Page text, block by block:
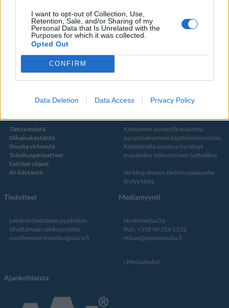
I want to opt-out of Collection, Use,
Retention, Sale, and/or Sharing of my
Personal Data that Is Unrelated with the
Purposes for which it was collected.
Opted Out
CONFIRM
Data Deletion Data Access Privacy Policy
Some
Facebook
Kustantaja ja toimitus
Tietoa meistä
Oikaisukäytäntö
Ilmoita virheestä
Toimitusperiaatteet
Eettiset ohjeet
AI-käytäntö
Tietosuojalauseke
Käytämme sivustolla evästeitä
parantaaksemme käyttökokemustasi.
Käyttämällä sivustoa hyväksyt
evästeiden tallentamisen laitteellesi.
Verkkopalvelun tiedosuojalauseke
löytyy tästä
Tiedotteet
Lehdistötiedotteet pyydetään
lähettämään sähköpostitse
osoitteeseen toimitus@stara.fi
Mediamyynti
Nostemedia Oy
Puh. +358 40 356 1332
mikael@nostemedia.fi
Mediatiedot
Ajankohtaista